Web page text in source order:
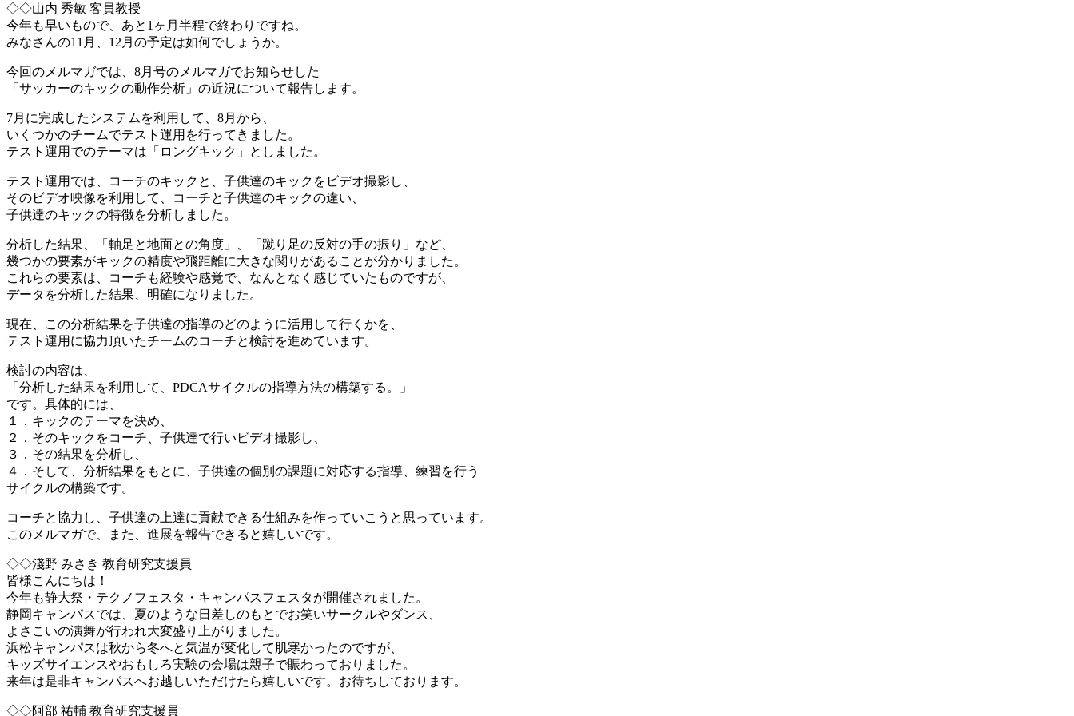
◇◇山内 秀敏 客員教授
今年も早いもので、あと1ヶ月半程で終わりですね。
みなさんの11月、12月の予定は如何でしょうか。
今回のメルマガでは、8月号のメルマガでお知らせした
「サッカーのキックの動作分析」の近況について報告します。
7月に完成したシステムを利用して、8月から、
いくつかのチームでテスト運用を行ってきました。
テスト運用でのテーマは「ロングキック」としました。
テスト運用では、コーチのキックと、子供達のキックをビデオ撮影し、
そのビデオ映像を利用して、コーチと子供達のキックの違い、
子供達のキックの特徴を分析しました。
分析した結果、「軸足と地面との角度」、「蹴り足の反対の手の振り」など、
幾つかの要素がキックの精度や飛距離に大きな関りがあることが分かりました。
これらの要素は、コーチも経験や感覚で、なんとなく感じていたものですが、
データを分析した結果、明確になりました。
現在、この分析結果を子供達の指導のどのように活用して行くかを、
テスト運用に協力頂いたチームのコーチと検討を進めています。
検討の内容は、
「分析した結果を利用して、PDCAサイクルの指導方法の構築する。」
です。具体的には、
１．キックのテーマを決め、
２．そのキックをコーチ、子供達で行いビデオ撮影し、
３．その結果を分析し、
４．そして、分析結果をもとに、子供達の個別の課題に対応する指導、練習を行う
サイクルの構築です。
コーチと協力し、子供達の上達に貢献できる仕組みを作っていこうと思っています。
このメルマガで、また、進展を報告できると嬉しいです。
◇◇淺野 みさき 教育研究支援員
皆様こんにちは！
今年も静大祭・テクノフェスタ・キャンパスフェスタが開催されました。
静岡キャンパスでは、夏のような日差しのもとでお笑いサークルやダンス、
よさこいの演舞が行われ大変盛り上がりました。
浜松キャンパスは秋から冬へと気温が変化して肌寒かったのですが、
キッズサイエンスやおもしろ実験の会場は親子で賑わっておりました。
来年は是非キャンパスへお越しいただけたら嬉しいです。お待ちしております。
◇◇阿部 祐輔 教育研究支援員